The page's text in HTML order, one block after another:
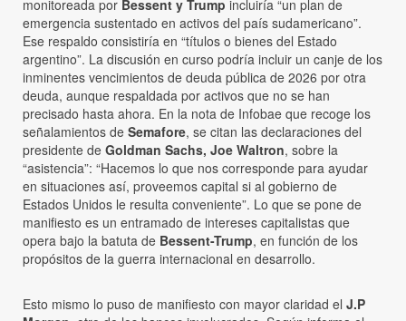
monitoreada por Bessent y Trump incluiría “un plan de
emergencia sustentado en activos del país sudamericano”.
Ese respaldo consistiría en “títulos o bienes del Estado
argentino”. La discusión en curso podría incluir un canje de los
inminentes vencimientos de deuda pública de 2026 por otra
deuda, aunque respaldada por activos que no se han
precisado hasta ahora. En la nota de Infobae que recoge los
señalamientos de Semafore, se citan las declaraciones del
presidente de Goldman Sachs, Joe Waltron, sobre la
“asistencia”: “Hacemos lo que nos corresponde para ayudar
en situaciones así, proveemos capital si al gobierno de
Estados Unidos le resulta conveniente”. Lo que se pone de
manifiesto es un entramado de intereses capitalistas que
opera bajo la batuta de Bessent-Trump, en función de los
propósitos de la guerra internacional en desarrollo.
Esto mismo lo puso de manifiesto con mayor claridad el J.P